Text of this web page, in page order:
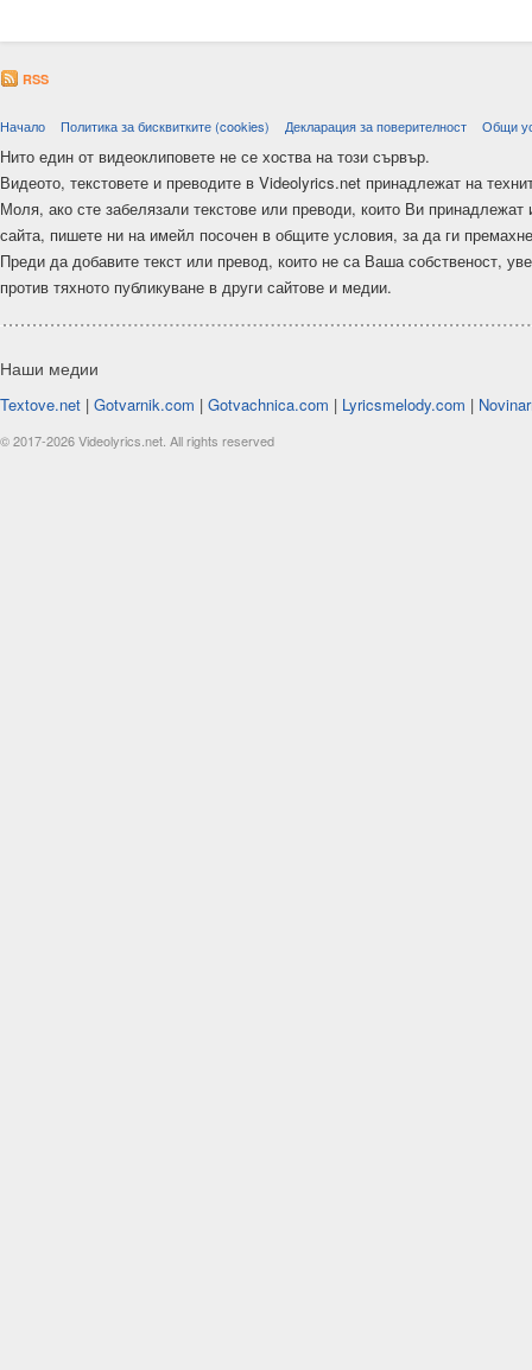
RSS
Начало Политика за бисквитките (cookies) Декларация за поверителност Общи
Нито един от видеоклиповете не се хоства на този сървър.
Видеото, текстовете и преводите в Videolyrics.net принадлежат на
Моля, ако сте забелязали текстове или преводи, които Ви
сайта, пишете ни на имейл посочен в общите условия, за да ги
Преди да добавите текст или превод, които не са Ваша собственост,
против тяхното публикуване в други сайтове и медии.
Наши медии
Textove.net | Gotvarnik.com | Gotvachnica.com | Lyricsmelody.com |
© 2017-2026 Videolyrics.net. All rights reserved